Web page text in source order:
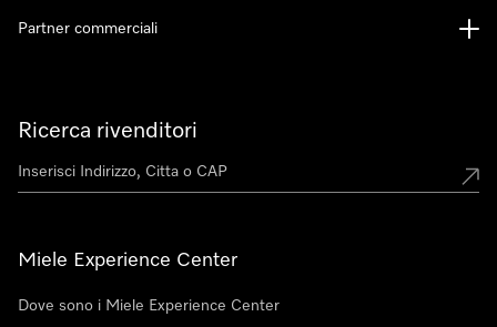
Ricerca rivenditori
Miele Experience Center
Dove sono i Miele Experience Center
Partner commerciali